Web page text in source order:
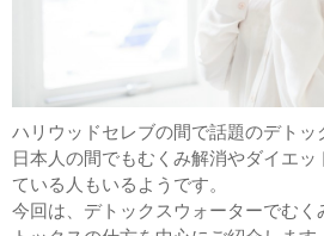
ハリウッドセレブの間で話題のデトッ
日本人の間でもむくみ解消やダイエ
ている人もいるようです。
今回は、デトックスウォーターでむ